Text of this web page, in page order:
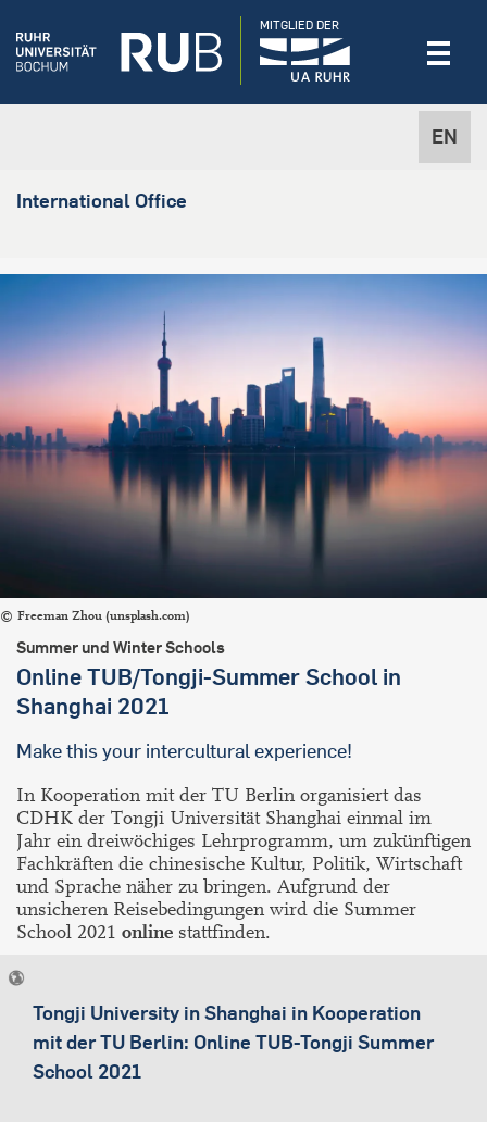
EN
MITGLIED DER
International Office
Freeman Zhou (unsplash.com)
Summer und Winter Schools
Online TUB/Tongji-Summer School in
Shanghai 2021
Make this your intercultural experience!
In Kooperation mit der TU Berlin organisiert das
CDHK der Tongji Universität Shanghai einmal im
Jahr ein dreiwöchiges Lehrprogramm, um zukünftigen
Fachkräften die chinesische Kultur, Politik, Wirtschaft
und Sprache näher zu bringen. Aufgrund der
unsicheren Reisebedingungen wird die Summer
School 2021 online stattfinden.
Tongji University in Shanghai in Kooperation
mit der TU Berlin: Online TUB-Tongji Summer
School 2021